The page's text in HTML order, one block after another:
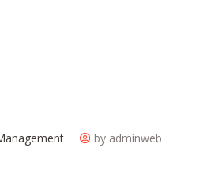
by adminweb